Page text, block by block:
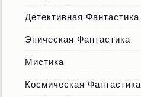
Детективная Фантастика
Эпическая Фантастика
Мистика
Космическая Фантастика